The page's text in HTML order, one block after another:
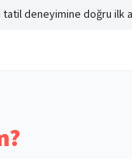
deneyimine doğru ilk